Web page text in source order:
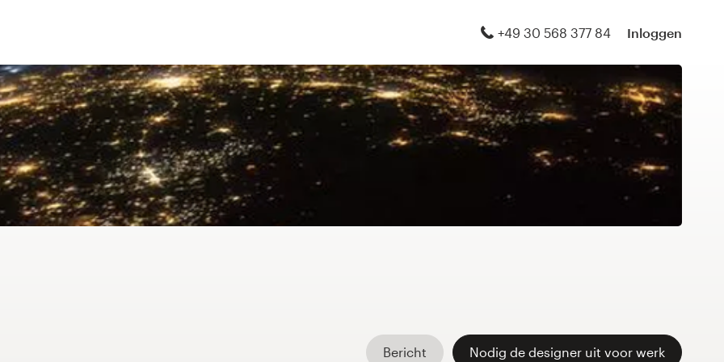
+49 30 568 377 84 Inloggen
Bericht Nodig de designer uit voor werk